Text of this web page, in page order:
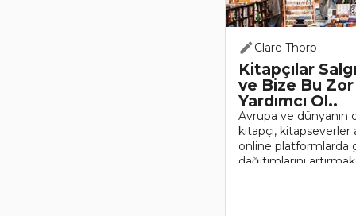
Clare Thorp
Kitapçılar
ve Bize Bu Zor
Yardımcı Ol..
Avrupa ve dünyanın
kitapçı, kitapseverler
online platformlarda
dağıtımlarını